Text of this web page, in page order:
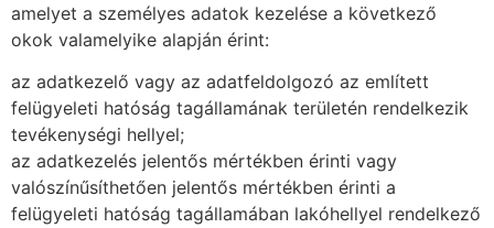
amelyet a személyes adatok kezelése a következő
okok valamelyike alapján érint:
az adatkezelő vagy az adatfeldolgozó az említett
felügyeleti hatóság tagállamának területén rendelkezik
tevékenységi hellyel;
az adatkezelés jelentős mértékben érinti vagy
valószínűsíthetően jelentős mértékben érinti a
felügyeleti hatóság tagállamában lakóhellyel rendelkező